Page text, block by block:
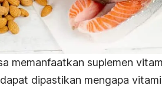
memanfaatkan suplemen
dipastikan mengapa